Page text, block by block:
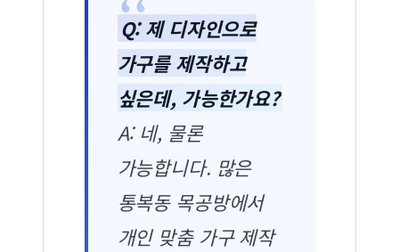
Q: 제 디자인으로
가구를 제작하고
싶은데, 가능한가요?
A: 네, 물론
가능합니다. 많은
통복동 목공방에서
개인 맞춤 가구 제작